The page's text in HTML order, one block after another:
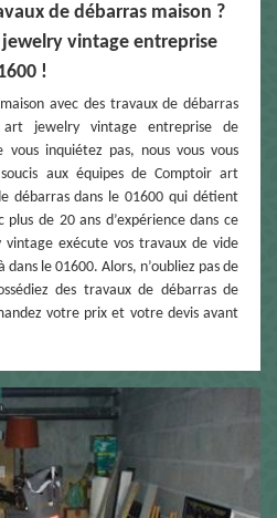
de débarras maison ?
vintage entreprise
!
avec des travaux de débarras
art jewelry vintage entreprise de
inquiétez pas, nous vous vous
aux équipes de Comptoir art
débarras dans le 01600 qui détient
de 20 ans d’expérience dans ce
exécute vos travaux de vide
le 01600. Alors, n’oubliez pas de
des travaux de débarras de
votre prix et votre devis avant